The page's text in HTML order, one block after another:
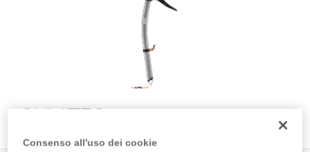
Consenso all'uso dei cookie